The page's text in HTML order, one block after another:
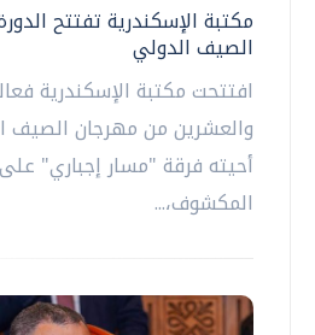
الصيف الدولي
افتتحت مكتبة الإسكندرية
والعشرين من مهرجان الصيف
أحيته فرقة "مسار إجباري"
المكشوف،...